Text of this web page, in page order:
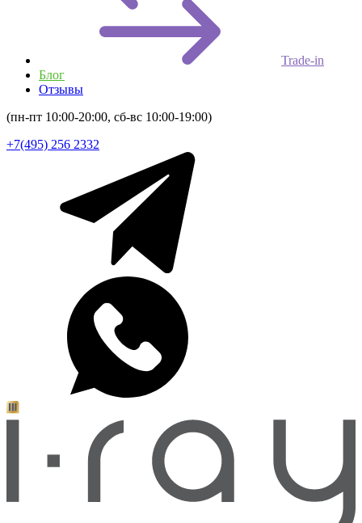
Trade-in
Блог
Отзывы
(пн-пт 10:00-20:00, сб-вс 10:00-19:00)
+7(495) 256 2332